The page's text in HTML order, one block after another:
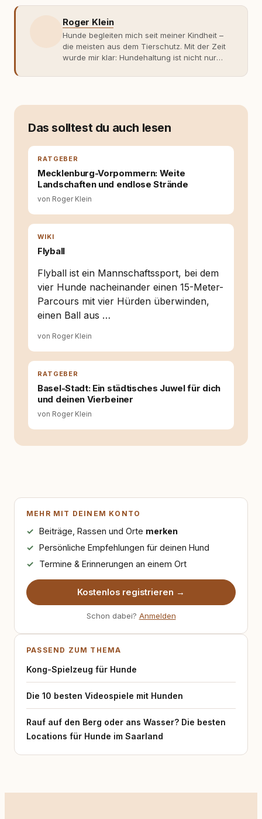
Roger Klein
Hunde begleiten mich seit meiner Kindheit –
die meisten aus dem Tierschutz. Mit der Zeit
wurde mir klar: Hundehaltung ist nicht nur
Fachwissen. Der Wendepunkt kam mit meinem
moderner Hundeerziehung
entsteht echte Bindung dort, wo Verständnis
Wissen ersetzt – nicht umgekehrt. Aus dieser
Entwicklung entstand rundum.dog – ein
Wissens- und Serviceportal für
und der Schweiz. Meine Überzeugung:
Tierschutz beginnt mit Wissen. Wer seinen
Hund versteht, trifft bessere Entscheidungen –
Das solltest du auch lesen
RATGEBER
Mecklenburg-Vorpommern: Weite
Landschaften und endlose Strände
von Roger Klein
WIKI
Flyball
Flyball ist ein Mannschaftssport, bei dem
vier Hunde nacheinander einen 15-Meter-
Parcours mit vier Hürden überwinden,
einen Ball aus …
von Roger Klein
RATGEBER
Basel-Stadt: Ein städtisches Juwel für dich
und deinen Vierbeiner
von Roger Klein
MEHR MIT DEINEM KONTO
Beiträge, Rassen und Orte merken
Persönliche Empfehlungen für deinen Hund
Termine & Erinnerungen an einem Ort
Kostenlos registrieren →
Schon dabei? Anmelden
PASSEND ZUM THEMA
Kong-Spielzeug für Hunde
Die 10 besten Videospiele mit Hunden
Rauf auf den Berg oder ans Wasser? Die besten
Locations für Hunde im Saarland